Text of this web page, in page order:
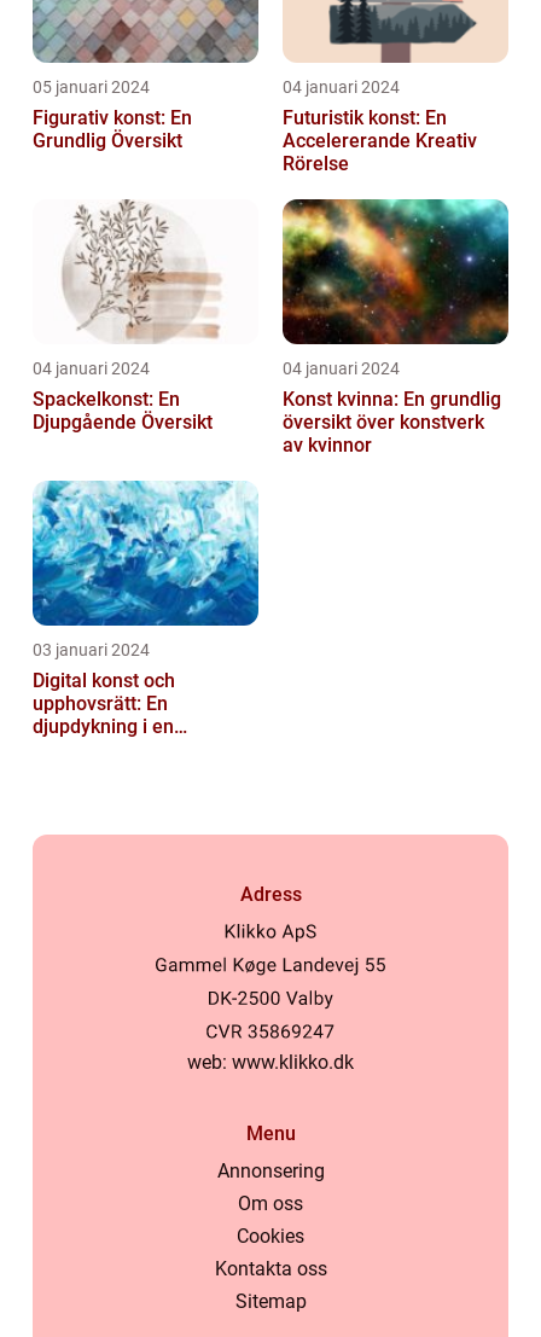
05 januari 2024
Figurativ konst: En
Grundlig Översikt
04 januari 2024
Futuristik konst: En
Accelererande Kreativ
Rörelse
04 januari 2024
Spackelkonst: En
Djupgående Översikt
04 januari 2024
Konst kvinna: En grundlig
översikt över konstverk
av kvinnor
03 januari 2024
Digital konst och
upphovsrätt: En
djupdykning i en
Adress
web: www.klikko.dk
Menu
Annonsering
Om oss
Cookies
Kontakta oss
Sitemap